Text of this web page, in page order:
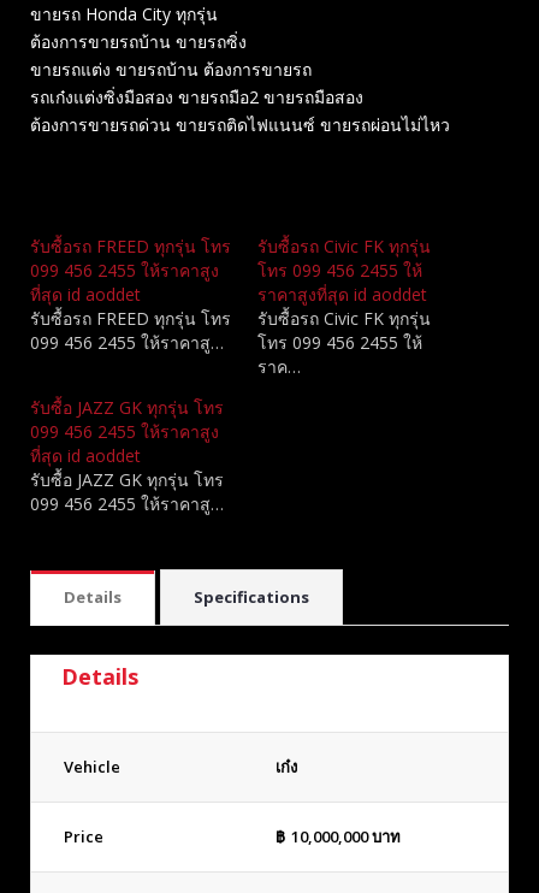
ขายรถ Honda City ทุกรุ่น
ต้องการขายรถบ้าน ขายรถซิ่ง
ขายรถแต่ง ขายรถบ้าน ต้องการขายรถ
รถเก๋งแต่งซิ่งมือสอง ขายรถมือ2 ขายรถมือสอง
ต้องการขายรถด่วน ขายรถติดไฟแนนซ์ ขายรถผ่อนไม่ไหว
รับซื้อรถ FREED ทุกรุ่น โทร
099 456 2455 ให้ราคาสูง
ที่สุด id aoddet
รับซื้อรถ FREED ทุกรุ่น โทร
099 456 2455 ให้ราคาสู…
รับซื้อรถ Civic FK ทุกรุ่น
โทร 099 456 2455 ให้
ราคาสูงที่สุด id aoddet
รับซื้อรถ Civic FK ทุกรุ่น
โทร 099 456 2455 ให้
ราค…
รับซื้อ JAZZ GK ทุกรุ่น โทร
099 456 2455 ให้ราคาสูง
ที่สุด id aoddet
รับซื้อ JAZZ GK ทุกรุ่น โทร
099 456 2455 ให้ราคาสู…
Details Specifications
Details
Vehicle เก๋ง
Price ฿ 10,000,000บาท